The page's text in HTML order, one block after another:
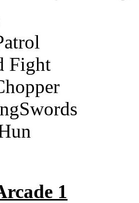
Fight
1